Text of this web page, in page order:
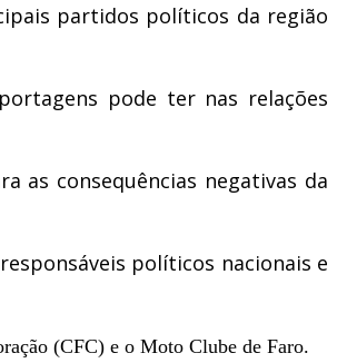
partidos políticos da região
pode ter nas relações
as consequências negativas da
políticos nacionais e
(CFC) e o Moto Clube de Faro.